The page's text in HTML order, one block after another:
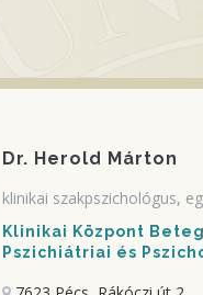
Dr. Herold Márton
klinikai szakpszichológus,
Klinikai Központ
Pszichiátriai és